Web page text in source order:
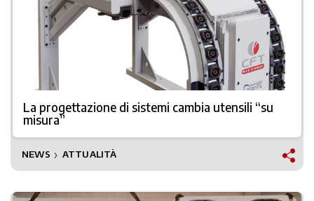
La progettazione di sistemi cambia utensili “su
misura”
NEWS ❯ ATTUALITÀ